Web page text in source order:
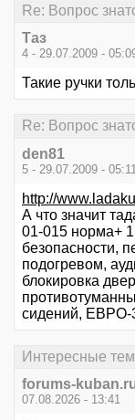
Re: Вопрос
Таз
4 - 29.07.2009 -
Такие ручки
Re: Вопрос
den81
5 - 29.07.2009 - 05:11
http://
А что значит
01-015 норма+
безопасности,
подогревом,
блокировка
сидений,
Интересные
forums-
07.08.2026 - 13:41